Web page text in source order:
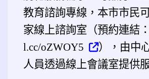
教育諮詢專線，本市市民
家線上諮詢室（預約連結
l.cc/oZWOY5
），由中
人員透過線上會議室提供